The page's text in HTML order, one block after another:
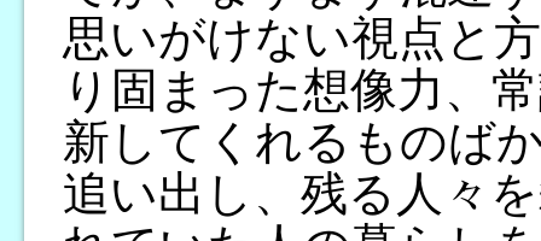
思いがけない視点と
り固まった想像力、
新してくれるものば
追い出し、残る人々